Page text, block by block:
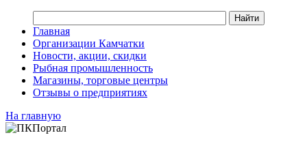
Главная
Организации Камчатки
Новости, акции, скидки
Рыбная промышленность
Магазины, торговые центры
Отзывы о предприятиях
На главную